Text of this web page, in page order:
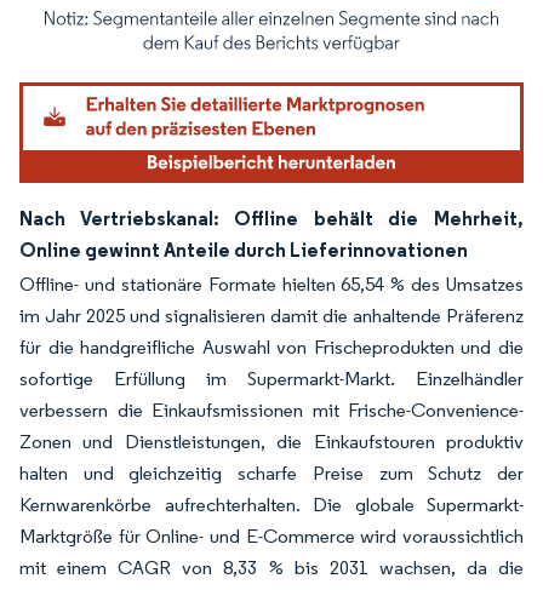
Bild © Mordor Intelligence. Wiederverwendung erfordert Namensnennung
Nach Vertriebskanal: Offline behält die Mehrheit,
Online gewinnt Anteile durch Lieferinnovationen
Offline- und stationäre Formate hielten 65,54 % des Umsatzes
im Jahr 2025 und signalisieren damit die anhaltende Präferenz
für die handgreifliche Auswahl von Frischeprodukten und die
sofortige Erfüllung im Supermarkt-Markt. Einzelhändler
verbessern die Einkaufsmissionen mit Frische-Convenience-
Zonen und Dienstleistungen, die Einkaufstouren produktiv
halten und gleichzeitig scharfe Preise zum Schutz der
Kernwarenkörbe aufrechterhalten. Die globale Supermarkt-
Marktgröße für Online- und E-Commerce wird voraussichtlich
mit einem CAGR von 8,33 % bis 2031 wachsen, da die